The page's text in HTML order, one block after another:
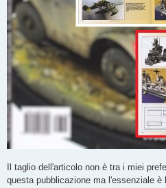
Il taglio dell'articolo non è tra i miei
questa pubblicazione ma l'essenziale è